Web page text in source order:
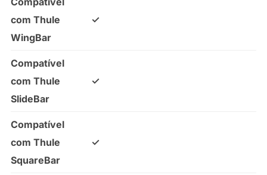
com Thule
WingBar
✓
Compatível
com Thule
SlideBar
✓
Compatível
com Thule
SquareBar
✓